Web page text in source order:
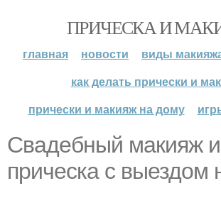
ПРИЧЕСКА И
главная новости
виды
как делать прически и
прически и макияж на дому
Свадебный макияж и
прическа с выездом